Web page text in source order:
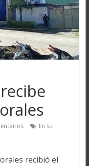
En su
recibió el